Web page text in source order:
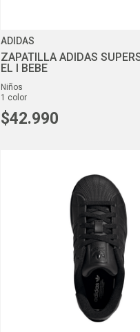
ADIDAS
ZAPATILLA ADIDAS
EL I BEBE
niños
1 color
$42.990